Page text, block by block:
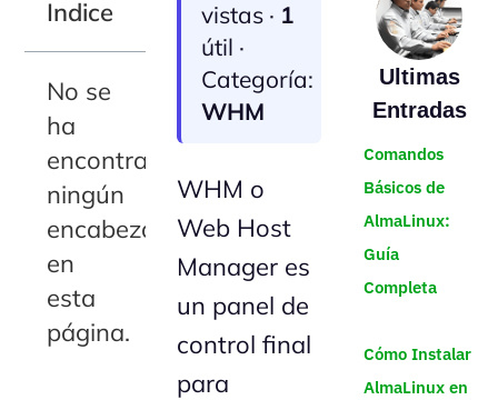
Indice
No se
ha
encontrado
ningún
encabezado
en
esta
página.
vistas · 1
útil ·
Categoría:
WHM
WHM o
Web Host
Manager es
un panel de
control final
para
Ultimas
Entradas
Comandos
Básicos de
AlmaLinux:
Guía
Completa
Cómo Instalar
AlmaLinux en